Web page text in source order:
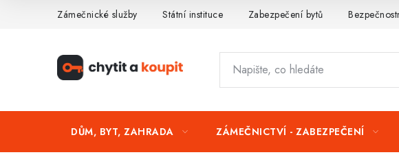
Zámečnické služby Státní instituce Zabezpečení bytů
DŮM, BYT, ZAHRADA ZÁMEČNICTVÍ - ZABEZPEČENÍ